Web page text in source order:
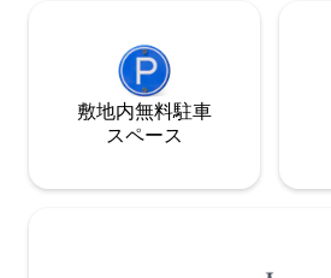
敷地内無料駐⁠車
ス⁠ペ⁠ー⁠ス